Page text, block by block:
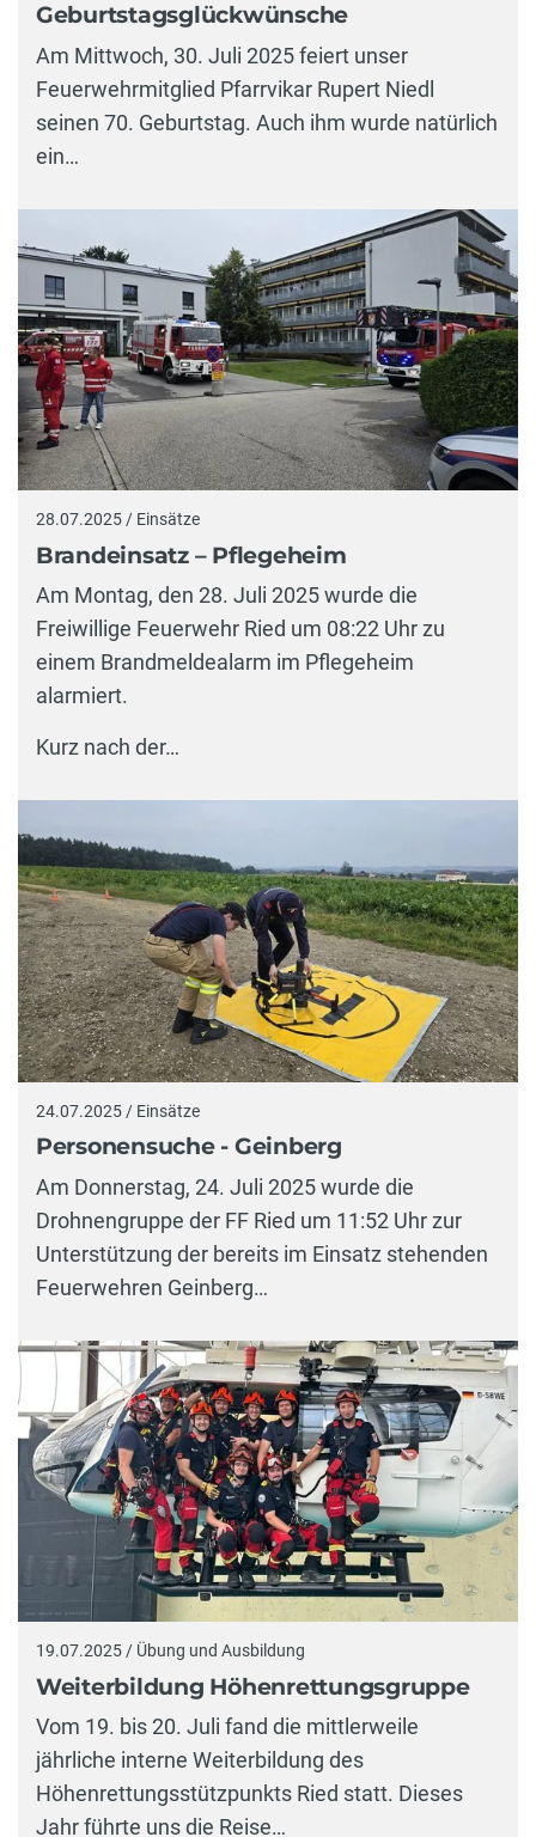
Geburtstagsglückwünsche
Am Mittwoch, 30. Juli 2025 feiert unser
Feuerwehrmitglied Pfarrvikar Rupert Niedl
seinen 70. Geburtstag. Auch ihm wurde natürlich
ein…
28.07.2025 / Einsätze
Brandeinsatz – Pflegeheim
Am Montag, den 28. Juli 2025 wurde die
Freiwillige Feuerwehr Ried um 08:22 Uhr zu
einem Brandmeldealarm im Pflegeheim
alarmiert.
Kurz nach der…
24.07.2025 / Einsätze
Personensuche - Geinberg
Am Donnerstag, 24. Juli 2025 wurde die
Drohnengruppe der FF Ried um 11:52 Uhr zur
Unterstützung der bereits im Einsatz stehenden
Feuerwehren Geinberg…
19.07.2025 / Übung und Ausbildung
Weiterbildung Höhenrettungsgruppe
Vom 19. bis 20. Juli fand die mittlerweile
jährliche interne Weiterbildung des
Höhenrettungsstützpunkts Ried statt. Dieses
Jahr führte uns die Reise…